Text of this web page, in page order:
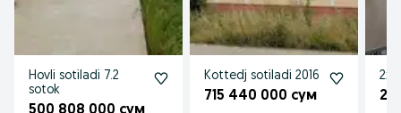
Hovli sotiladi 7.2
sotok
Kottedj sotiladi 2016
715 440 000 сум